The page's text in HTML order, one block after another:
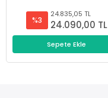
%3
24.835,05 TL
24.090,00 TL
Sepete Ekle